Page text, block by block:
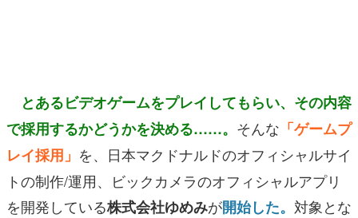
とあるビデオゲームをプレイしてもらい、その内容
で採用するかどうかを決める……。 そんな 「ゲームプ
レイ採用」 を、日本マクドナルドのオフィシャルサイ
トの制作/運用、
ビックカメラのオフィシャルアプリ
を開発している株式会社ゆめみが開始した。 対象とな